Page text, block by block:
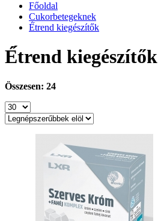
Főoldal
Cukorbetegeknek
É́trend kiegészítők
É́trend kiegészítők
Összesen: 24